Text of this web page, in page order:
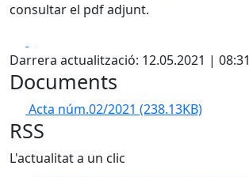
consultar el pdf adjunt.
Darrera actualització: 12.05.2021 | 08:31
Documents
Acta núm.02/2021 (238.13KB)
RSS
L'actualitat a un clic